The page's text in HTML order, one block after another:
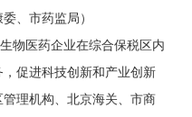
、市药监局）
物医药企业在综合保税区内
促进科技创新和产业创新
管理机构、北京海关、市商